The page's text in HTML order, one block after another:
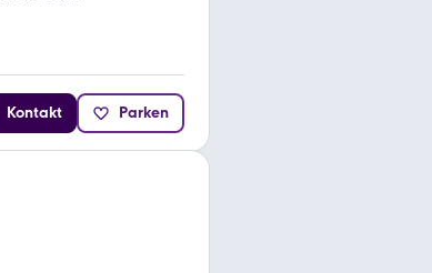
Kontakt Parken